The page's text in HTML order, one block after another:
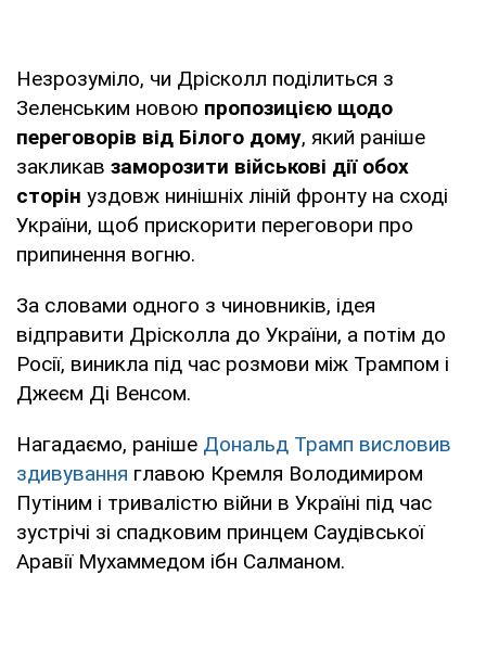
Незрозуміло, чи Дрісколл поділиться з
Зеленським новою пропозицією щодо
переговорів від Білого дому, який раніше
закликав заморозити військові дії обох
сторін уздовж нинішніх ліній фронту на сході
України, щоб прискорити переговори про
припинення вогню.
За словами одного з чиновників, ідея
відправити Дрісколла до України, а потім до
Росії, виникла під час розмови між Трампом і
Джеєм Ді Венсом.
Нагадаємо, раніше Дональд Трамп висловив
здивування главою Кремля Володимиром
Путіним і тривалістю війни в Україні під час
зустрічі зі спадковим принцем Саудівської
Аравії Мухаммедом ібн Салманом.